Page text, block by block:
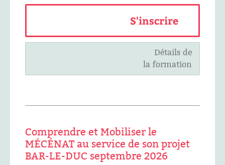
S'inscrire
Détails de
la formation
Comprendre et Mobiliser le
MÉCÉNAT au service de son projet
BAR-LE-DUC septembre 2026